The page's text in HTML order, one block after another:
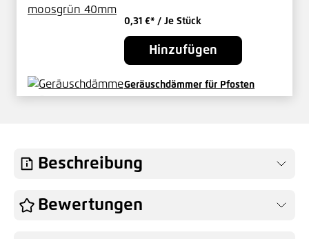
0,31 €* / Je Stück
Hinzufügen
Geräuschdämmer für Pfosten
mm grün
Beschreibung
Bewertungen